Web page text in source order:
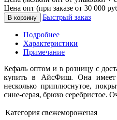
Цена опт (при заказе от 30 000
В корзину Быстрый заказ
Подробнее
Характеристики
Примечание
Кефаль оптом и в розницу с
купить в АйсФиш. Она имеет
несколько приплюснутое,
сине-серая, брюхо серебристое.
Категория свежемороженая